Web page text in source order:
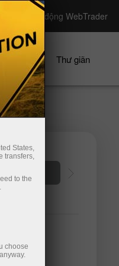
Khởi động WebTrader
Thư giãn
States,
transfers,
to the
choose